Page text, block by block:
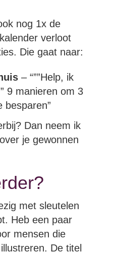
nog 1x de
verloot
Die gaat naar:
– “””Help, ik
9 manieren om 3
besparen”
Dan neem ik
je gewonnen
met sleutelen
Heb een paar
mensen die
De titel